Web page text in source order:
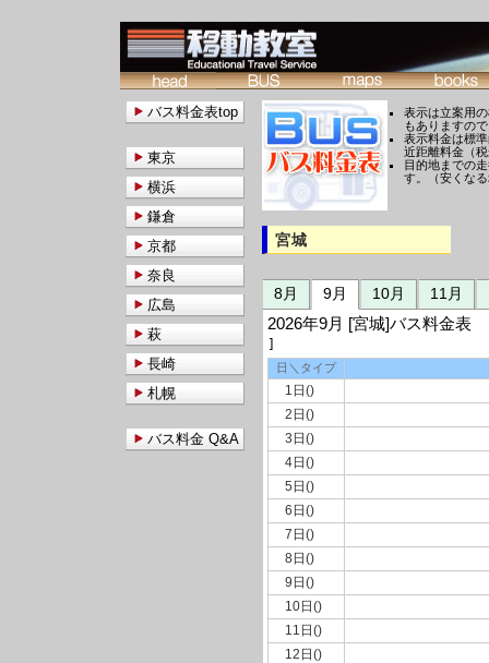
表示は立案用
もありますの
表示料金は標
近距離料金（
目的地までの
す。（安くな
宮城
8月 9月 10月 11月
2026年9月 [宮城]バス料金
]
日＼タイプ
1日()
2日()
3日()
4日()
5日()
6日()
7日()
8日()
9日()
10日()
11日()
12日()
バス料金表top
東京
横浜
鎌倉
京都
奈良
広島
萩
長崎
札幌
バス料金 Q&A